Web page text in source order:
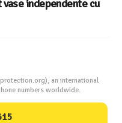
independente cu
an international
numbers worldwide.